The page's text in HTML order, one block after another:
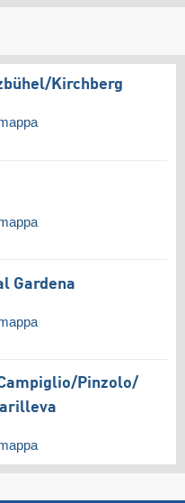
​Kirchberg
Gardena
​Pinzolo/​